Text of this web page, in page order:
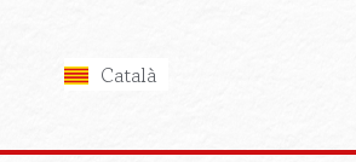
Català
Français